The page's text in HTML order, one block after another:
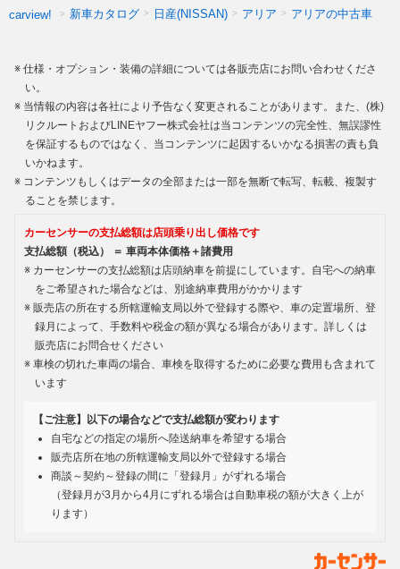
carview! 新車カタログ 日産(NISSAN) アリア アリアの中古車
仕様・オプション・装備の詳細については各販売店にお問い合わせくださ
い。
当情報の内容は各社により予告なく変更されることがあります。また、(株)
リクルートおよびLINEヤフー株式会社は当コンテンツの完全性、無誤謬性
を保証するものではなく、当コンテンツに起因するいかなる損害の責も負
いかねます。
コンテンツもしくはデータの全部または一部を無断で転写、転載、複製す
ることを禁じます。
カーセンサーの支払総額は店頭乗り出し価格です
支払総額（税込） ＝ 車両本体価格＋諸費用
カーセンサーの支払総額は店頭納車を前提にしています。自宅への納車
をご希望された場合などは、別途納車費用がかかります
販売店の所在する所轄運輸支局以外で登録する際や、車の定置場所、登
録月によって、手数料や税金の額が異なる場合があります。詳しくは
販売店にお問合せください
車検の切れた車両の場合、車検を取得するために必要な費用も含まれて
います
【ご注意】以下の場合などで支払総額が変わります
自宅などの指定の場所へ陸送納車を希望する場合
販売店所在地の所轄運輸支局以外で登録する場合
商談～契約～登録の間に「登録月」がずれる場合
（登録月が3月から4月にずれる場合は自動車税の額が大きく上が
ります）